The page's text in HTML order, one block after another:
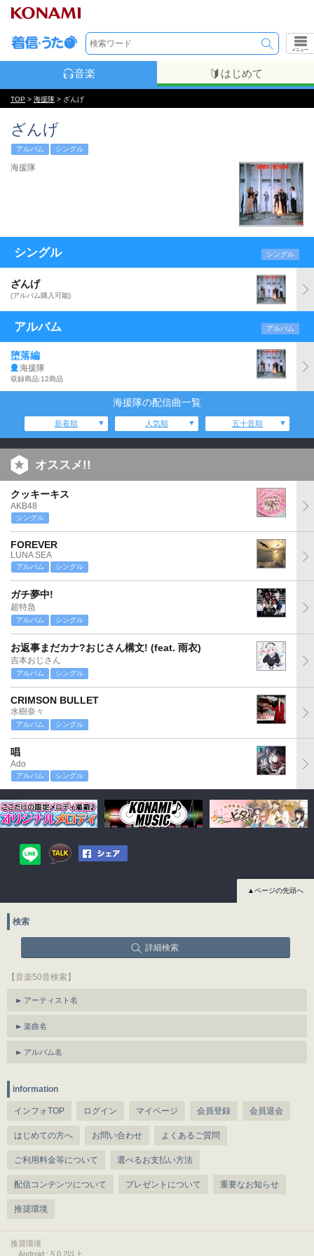
メニュー
音楽 はじめて
TOP > 海援隊 > ざんげ
ざんげ
アルバム シングル
海援隊
シングル シングル
ざんげ
(アルバム購入可能)
アルバム アルバム
堕落編
海援隊
収録商品:12商品
海援隊の配信曲一覧
新着順 人気順 五十音順
オススメ!!
クッキーキス
AKB48
シングル
FOREVER
LUNA SEA
アルバム シングル
ガチ夢中!
超特急
アルバム シングル
お返事まだカナ?おじさん構文! (feat. 雨衣)
吉本おじさん
アルバム シングル
CRIMSON BULLET
水樹奈々
アルバム シングル
唱
Ado
アルバム シングル
▲ページの先頭へ
検索
詳細検索
【音楽50音検索】
アーティスト名
楽曲名
アルバム名
information
インフォTOP ログイン マイページ 会員登録 会員退会
はじめての方へ お問い合わせ よくあるご質問
ご利用料金等について 選べるお支払い方法
配信コンテンツについて プレゼントについて 重要なお知らせ
推奨環境
推奨環境
Android : 5.0.2以上